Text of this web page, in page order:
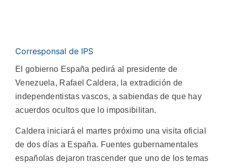
Corresponsal de IPS
El gobierno España pedirá al presidente de
Venezuela, Rafael Caldera, la extradición de
independentistas vascos, a sabiendas de que hay
acuerdos ocultos que lo imposibilitan.
Caldera iniciará el martes próximo una visita oficial
de dos días a España. Fuentes gubernamentales
españolas dejaron trascender que uno de los temas